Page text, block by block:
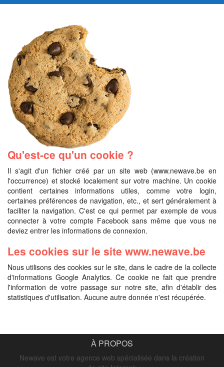
Qu'est-ce qu'un cookie ?
Il s'agit d'un fichier créé par un site web (www.newave.be en
l'occurrence) et stocké localement sur votre machine. Un cookie
contient certaines informations utiles, comme votre login,
certaines préférences de navigation, etc., et sert généralement à
faciliter la navigation. C'est ce qui permet par exemple de vous
connecter à votre compte Facebook sans même que vous ne
deviez entrer les informations de connexion.
Les cookies sur le site www.newave.be
Nous utilisons des cookies sur le site, dans le cadre de la collecte
d'informations Google Analytics. Ce cookie ne fait que prendre
l'information de votre passage sur notre site, afin d'établir des
statistiques d'utilisation. Aucune autre donnée n'est récupérée.
À PROPOS
Newave est votre agence web spécialisée dans la création